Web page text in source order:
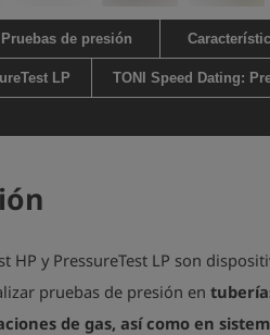
Pruebas de presión
LP TONI Speed Dating:
HP y PressureTest LP son
pruebas de presión en
de gas, así como en